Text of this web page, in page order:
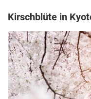
Kirschblüte in